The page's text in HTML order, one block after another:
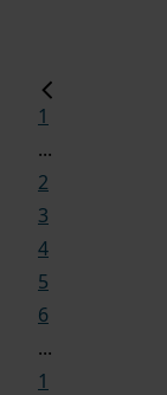
1
...
2
3
4
5
6
...
1